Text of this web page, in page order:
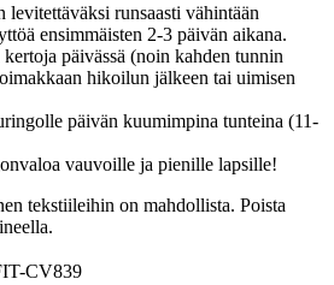
levitettäväksi runsaasti vähintään
ensimmäisten 2-3 päivän aikana.
päivässä (noin kahden tunnin
hikoilun jälkeen tai uimisen
päivän kuumimpina tunteina (11-
vauvoille ja pienille lapsille!
tekstiileihin on mahdollista. Poista
CV839